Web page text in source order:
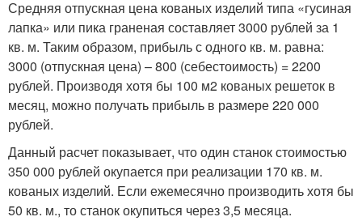
Средняя отпускная цена кованых изделий типа «гусиная
лапка» или пика граненая составляет 3000 рублей за 1
кв. м. Таким образом, прибыль с одного кв. м. равна:
3000 (отпускная цена) – 800 (себестоимость) = 2200
рублей. Производя хотя бы 100 м2 кованых решеток в
месяц, можно получать прибыль в размере 220 000
рублей.
Данный расчет показывает, что один станок стоимостью
350 000 рублей окупается при реализации 170 кв. м.
кованых изделий. Если ежемесячно производить хотя бы
50 кв. м., то станок окупиться через 3,5 месяца.